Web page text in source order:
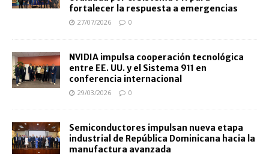
fortalecer la respuesta a emergencias
27/07/2026 0
NVIDIA impulsa cooperación tecnológica
entre EE. UU. y el Sistema 911 en
conferencia internacional
29/03/2026 0
Semiconductores impulsan nueva etapa
industrial de República Dominicana hacia la
manufactura avanzada